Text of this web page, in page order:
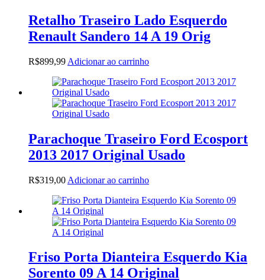
Retalho Traseiro Lado Esquerdo
Renault Sandero 14 A 19 Orig
R$899,99 Adicionar ao carrinho
Parachoque Traseiro Ford Ecosport
2013 2017 Original Usado
R$319,00 Adicionar ao carrinho
Friso Porta Dianteira Esquerdo Kia
Sorento 09 A 14 Original